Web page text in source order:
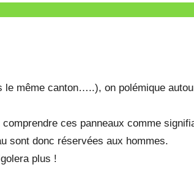
même canton…..), on polémique
ces panneaux comme
sont donc réservées aux hommes.
plus !